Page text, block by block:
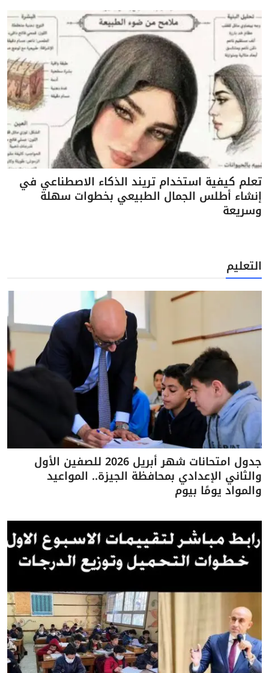
تعلم كيفية استخدام تريند الذكاء الاصطناعي في
إنشاء أطلس الجمال الطبيعي بخطوات سهلة
وسريعة
التعليم
جدول امتحانات شهر أبريل 2026 للصفين الأول
والثاني الإعدادي بمحافظة الجيزة.. المواعيد
والمواد يومًا بيوم